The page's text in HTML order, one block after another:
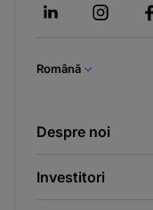
Română
Despre noi
Investitori